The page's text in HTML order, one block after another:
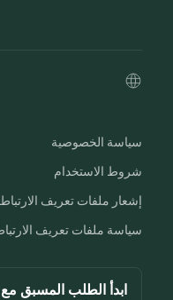
سياسة الخصوصية
شروط الاستخدام
إشعار ملفات تعريف الارتباط
سياسة ملفات تعريف
ابدأ الطلب المسبق